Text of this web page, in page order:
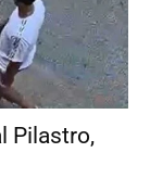
Pilastro,